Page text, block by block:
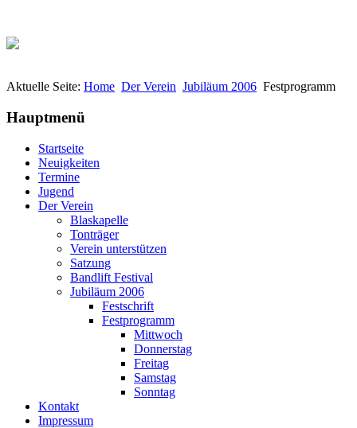
Aktuelle Seite: Home Der Verein Jubiläum 2006 Festprogramm
Hauptmenü
Startseite
Neuigkeiten
Termine
Jugend
Der Verein
Blaskapelle
Tonträger
Verein unterstützen
Satzung
Bandlift Festival
Jubiläum 2006
Festschrift
Festprogramm
Mittwoch
Donnerstag
Freitag
Samstag
Sonntag
Kontakt
Impressum